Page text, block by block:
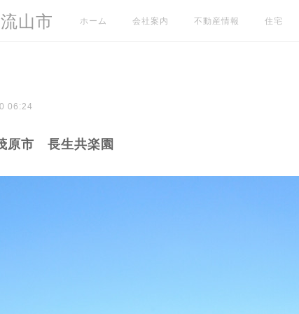
山市 ホーム 会社案内 不動産情報 住宅
06:24
原市 長生共楽園